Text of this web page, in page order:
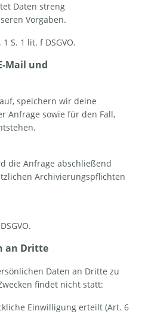
Daten streng
Vorgaben.
S. 1 lit. f DSGVO.
Mail und
speichern wir deine
Anfrage sowie für den Fall,
die Anfrage abschließend
Archivierungspflichten
an Dritte
Daten an Dritte zu
findet nicht statt:
Einwilligung erteilt (Art. 6